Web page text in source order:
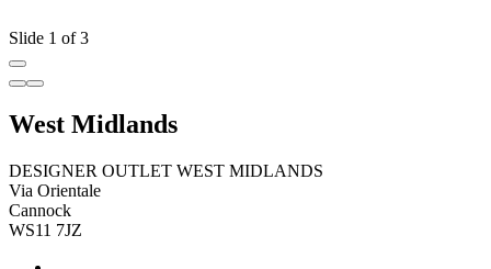
Slide 1 of 3
West Midlands
DESIGNER OUTLET WEST MIDLANDS
Via Orientale
Cannock
WS11 7JZ